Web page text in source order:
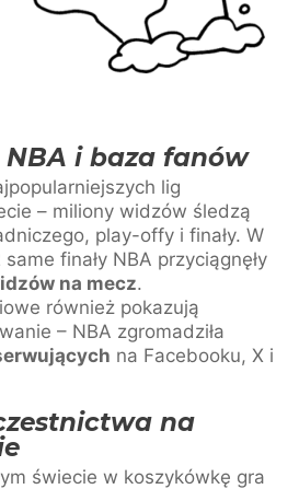
i baza fanów
lig
– miliony widzów śledzą
play-offy i finały. W
finały NBA przyciągnęły
na mecz.
również pokazują
– NBA zgromadziła
na Facebooku, X i
na
świecie w koszykówkę gra